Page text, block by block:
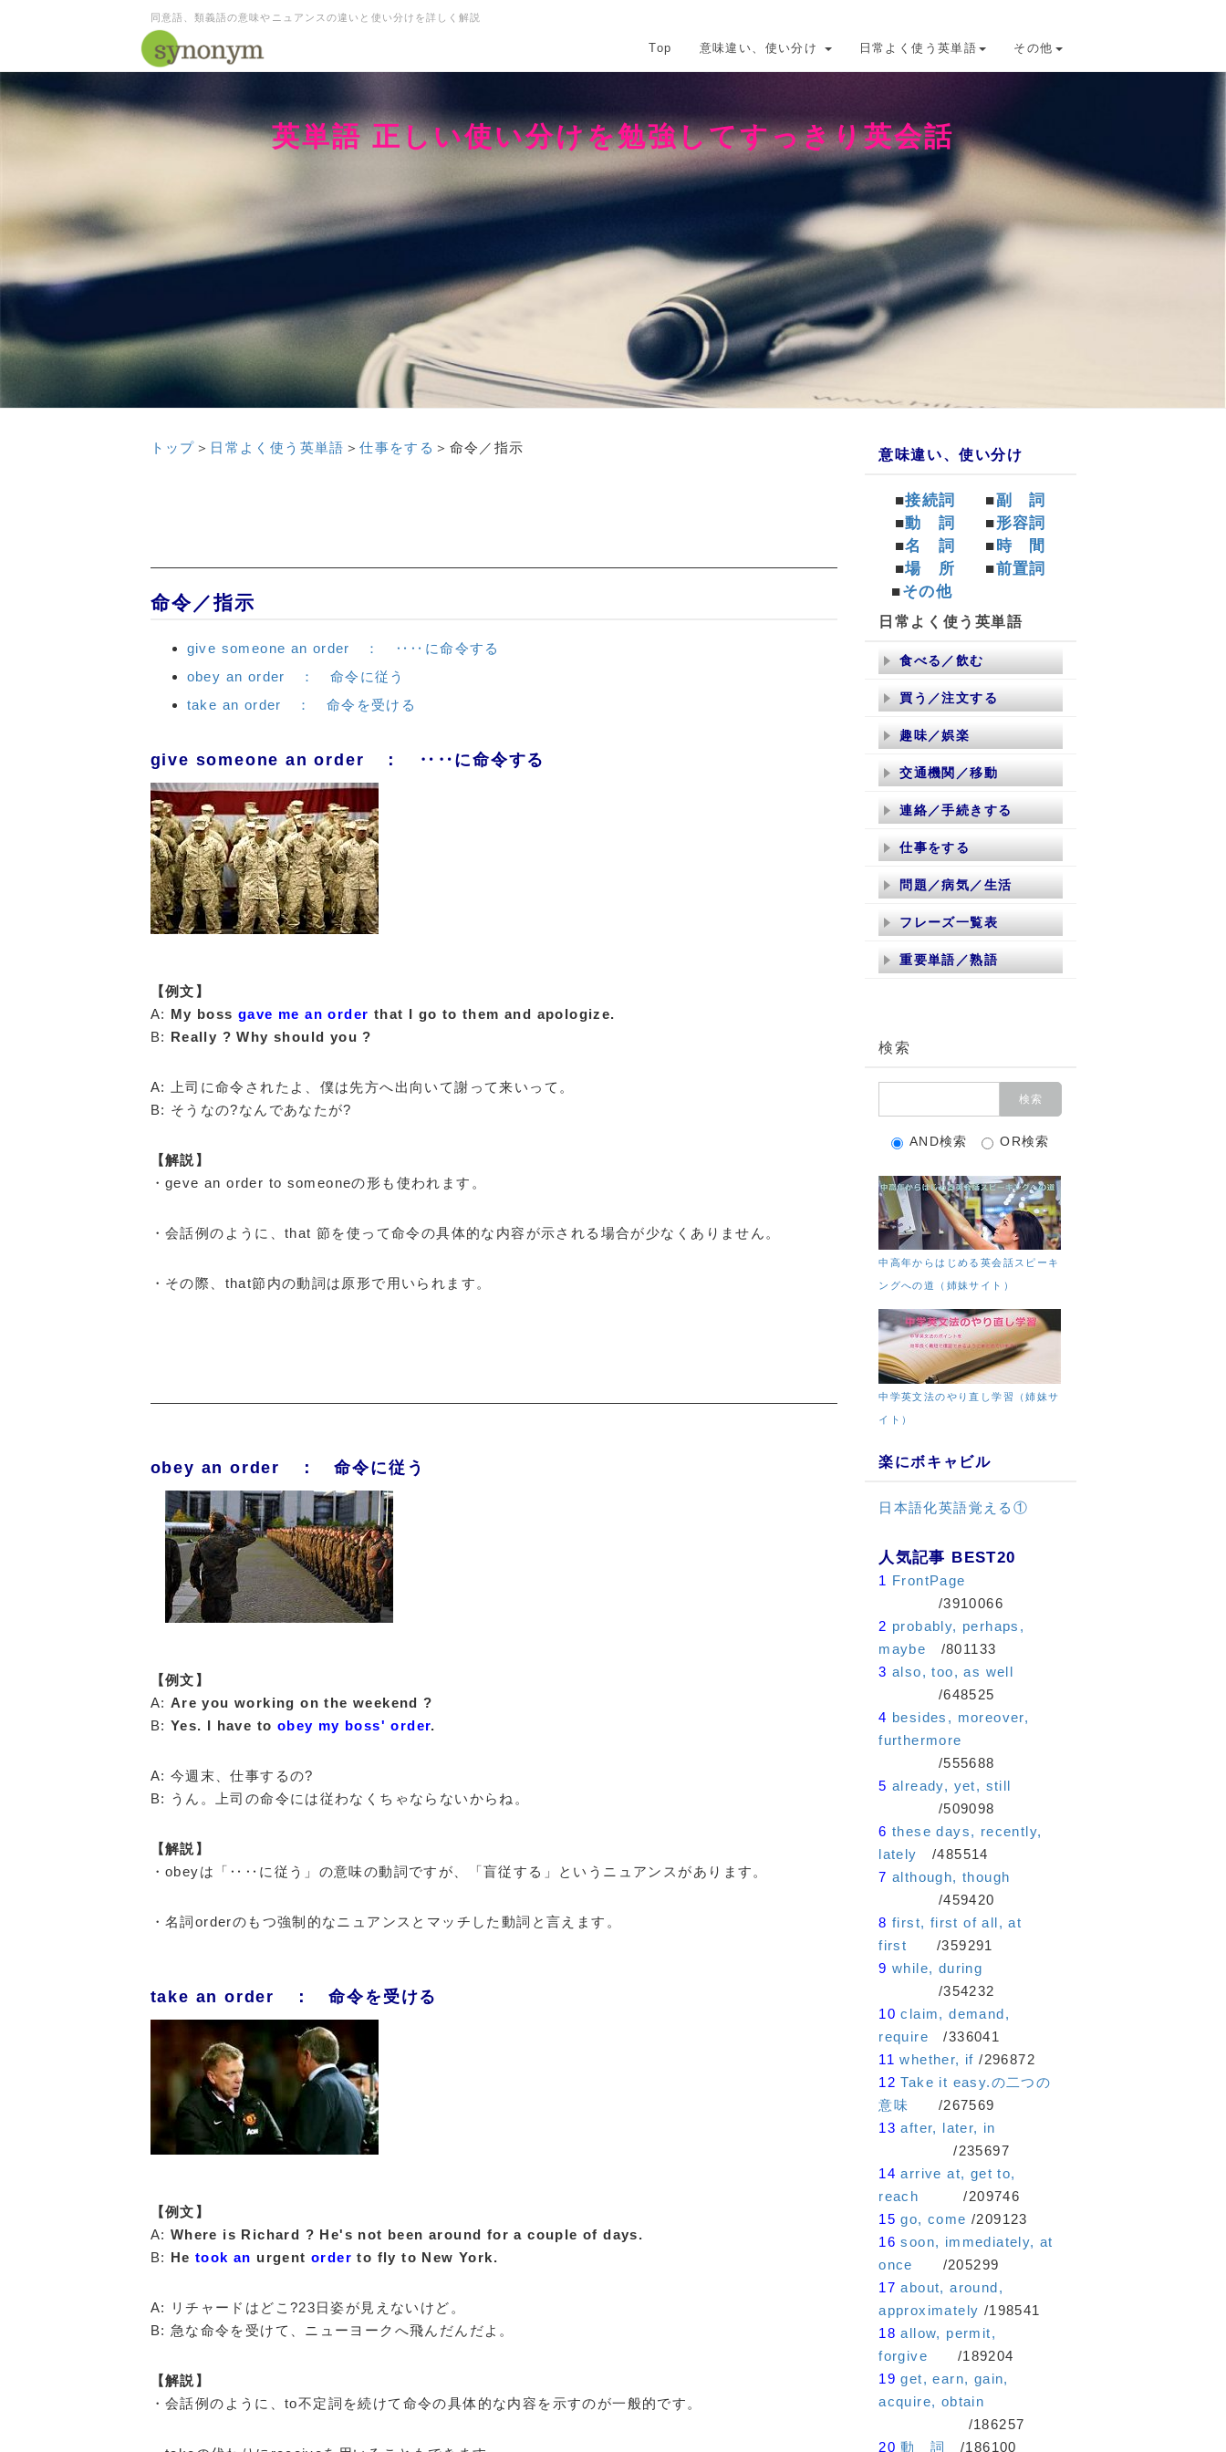
同意語、類義語の意味やニュアンスの違いと使い分けを詳しく解説
Top 意味違い、使い分け 日常よく使う英単語 その他
英単語 正しい使い分けを勉強してすっきり英会話
トップ ＞ 日常よく使う英単語 ＞仕事をする ＞ 命令／指示
命令／指示
give someone an order ： ‥‥に命令する
obey an order ： 命令に従う
take an order ： 命令を受ける
give someone an order ： ‥‥に命令する
【例文】
A: My boss gave me an order that I go to them and apologize.
B: Really ? Why should you ?
A: 上司に命令されたよ、僕は先方へ出向いて謝って来いって。
B: そうなの?なんであなたが?
【解説】
・geve an order to someoneの形も使われます。
・会話例のように、that 節を使って命令の具体的な内容が示される場合が少なくありません。
・その際、that節内の動詞は原形で用いられます。
obey an order ： 命令に従う
【例文】
A: Are you working on the weekend ?
B: Yes. I have to obey my boss' order.
A: 今週末、仕事するの?
B: うん。上司の命令には従わなくちゃならないからね。
【解説】
・obeyは「‥‥に従う」の意味の動詞ですが、「盲従する」というニュアンスがあります。
・名詞orderのもつ強制的なニュアンスとマッチした動詞と言えます。
take an order ： 命令を受ける
【例文】
A: Where is Richard ? He's not been around for a couple of days.
B: He took an urgent order to fly to New York.
A: リチャードはどこ?23日姿が見えないけど。
B: 急な命令を受けて、ニューヨークへ飛んだんだよ。
【解説】
・会話例のように、to不定詞を続けて命令の具体的な内容を示すのが一般的です。
意味違い、使い分け
■接続詞 ■副 詞
■動 詞 ■形容詞
■名 詞 ■時 間
■場 所 ■前置詞
■その他
日常よく使う英単語
食べる／飲む
買う／注文する
趣味／娯楽
交通機関／移動
連絡／手続きする
仕事をする
問題／病気／生活
フレーズ一覧表
重要単語／熟語
検索
AND検索 OR検索
中高年からはじめる英会話スピーキ
ングへの道（姉妹サイト）
中学英文法のやり直し学習（姉妹サ
イト）
楽にボキャビル
日本語化英語覚える①
人気記事 BEST20
1 FrontPage
/3910066
2 probably, perhaps,
maybe /801133
3 also, too, as well
/648525
4 besides, moreover,
furthermore
/555688
5 already, yet, still
/509098
6 these days, recently,
lately /485514
7 although, though
/459420
8 first, first of all, at
first /359291
9 while, during
/354232
10 claim, demand,
require /336041
11 whether, if /296872
12 Take it easy.の二つの
意味 /267569
13 after, later, in
/235697
14 arrive at, get to,
reach /209746
15 go, come /209123
16 soon, immediately, at
once
/205299
17 about, around,
approximately /198541
18 allow, permit,
forgive /189204
19 get, earn, gain,
acquire, obtain
/186257
20 動 詞 /186100